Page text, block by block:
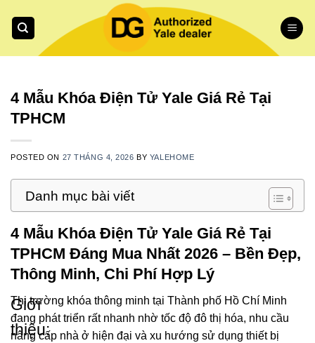
content
4 Mẫu Khóa Điện Tử Yale Giá Rẻ Tại
TPHCM
POSTED ON 27 THÁNG 4, 2026 BY YALEHOME
Danh mục bài viết
4 Mẫu Khóa Điện Tử Yale Giá Rẻ Tại
TPHCM Đáng Mua Nhất 2026 – Bền Đẹp,
Thông Minh, Chi Phí Hợp Lý
Giới
thiệu:
Thị trường khóa thông minh tại Thành phố Hồ Chí Minh
đang phát triển rất nhanh nhờ tốc độ đô thị hóa, nhu cầu
nâng cấp nhà ở hiện đại và xu hướng sử dụng thiết bị